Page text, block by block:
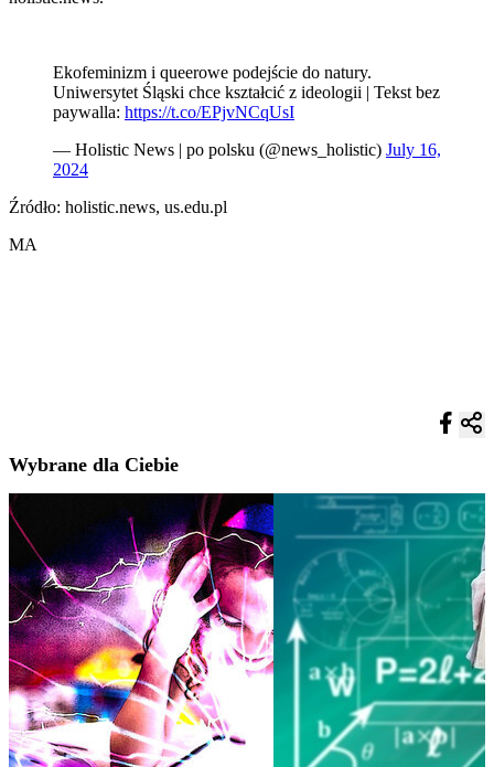
Ekofeminizm i queerowe podejście do natury.
Uniwersytet Śląski chce kształcić z ideologii | Tekst bez
paywalla: https://t.co/EPjvNCqUsI
— Holistic News | po polsku (@news_holistic) July 16,
2024
Źródło: holistic.news, us.edu.pl
MA
Wybrane dla Ciebie